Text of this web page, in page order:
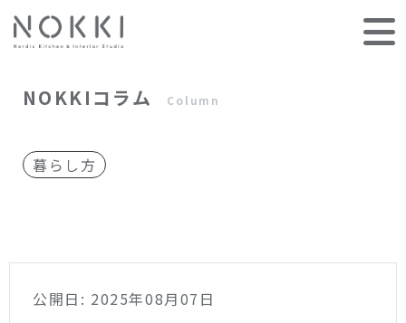
NOKKIコラム Column
暮らし方
公開日: 2025年08月07日